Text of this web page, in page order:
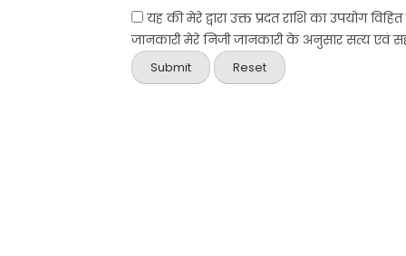
यह की मेरे द्वारा उक्त प्रदत राशि का उपयोग
जानकारी मेरे निजी जानकारी के अनुसार सत्य एवं